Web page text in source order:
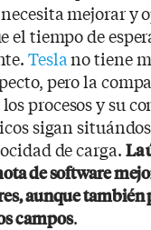
mejorar y
el tiempo de
Teslano tiene
pero la
procesos y su
sigan
de carga. La
de software
aunque también
campos.